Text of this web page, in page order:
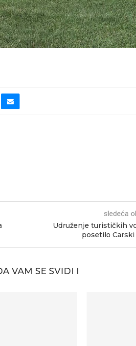
sledeća
Udruženje turističkih
posetilo Carski
VAM SE SVIDI I